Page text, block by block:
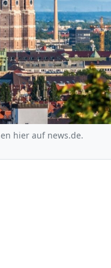
hier auf news.de.